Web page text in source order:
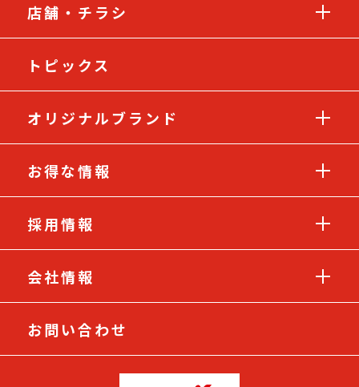
店舗・チラシ
トピックス
オリジナルブランド
お得な情報
採用情報
会社情報
お問い合わせ